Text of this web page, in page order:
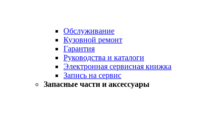
Обслуживание
Кузовной ремонт
Гарантия
Руководства и каталоги
Электронная сервисная книжка
Запись на сервис
Запасные части и аксессуары